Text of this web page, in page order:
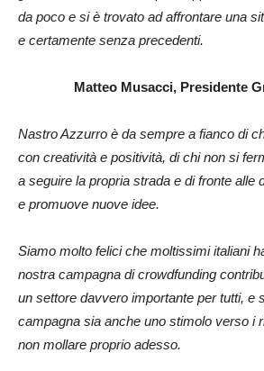
da poco e si è trovato ad affrontare una
e certamente senza precedenti.
Matteo Musacci, Presidente
Nastro Azzurro è da sempre a fianco di
con creatività e positività, di chi non si
a seguire la propria strada e di fronte alle
e promuove nuove idee.
Siamo molto felici che moltissimi italiani
nostra campagna di crowdfunding
un settore davvero importante per tutti, e
campagna sia anche uno stimolo verso i
non mollare proprio adesso.